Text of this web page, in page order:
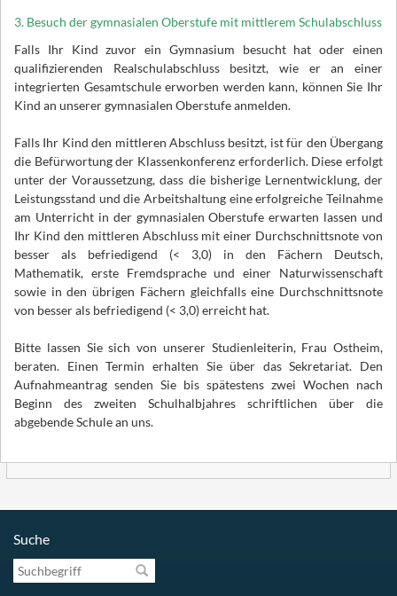
3. Besuch der gymnasialen Oberstufe mit mittlerem Schulabschluss
Falls Ihr Kind zuvor ein Gymnasium besucht hat oder einen
qualifizierenden Realschulabschluss besitzt, wie er an einer
integrierten Gesamtschule erworben werden kann, können Sie Ihr
Kind an unserer gymnasialen Oberstufe anmelden.
Falls Ihr Kind den mittleren Abschluss besitzt, ist für den Übergang
die Befürwortung der Klassenkonferenz erforderlich. Diese erfolgt
unter der Voraussetzung, dass die bisherige Lernentwicklung, der
Leistungsstand und die Arbeitshaltung eine erfolgreiche Teilnahme
am Unterricht in der gymnasialen Oberstufe erwarten lassen und
Ihr Kind den mittleren Abschluss mit einer Durchschnittsnote von
besser als befriedigend (< 3,0) in den Fächern Deutsch,
Mathematik, erste Fremdsprache und einer Naturwissenschaft
sowie in den übrigen Fächern gleichfalls eine Durchschnittsnote
von besser als befriedigend (< 3,0) erreicht hat.
Bitte lassen Sie sich von unserer Studienleiterin, Frau Ostheim,
beraten. Einen Termin erhalten Sie über das Sekretariat. Den
Aufnahmeantrag senden Sie bis spätestens zwei Wochen nach
Beginn des zweiten Schulhalbjahres schriftlichen über die
abgebende Schule an uns.
Suche
Suchbegriff